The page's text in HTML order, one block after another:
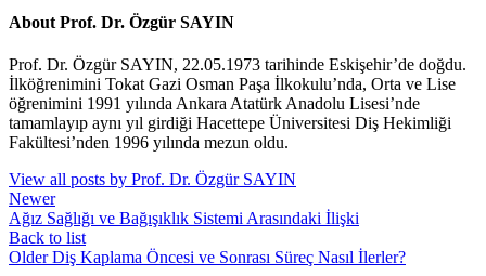
About Prof. Dr. Özgür SAYIN
Prof. Dr. Özgür SAYIN, 22.05.1973 tarihinde Eskişehir’de doğdu.
İlköğrenimini Tokat Gazi Osman Paşa İlkokulu’nda, Orta ve Lise
öğrenimini 1991 yılında Ankara Atatürk Anadolu Lisesi’nde
tamamlayıp aynı yıl girdiği Hacettepe Üniversitesi Diş Hekimliği
Fakültesi’nden 1996 yılında mezun oldu.
View all posts by Prof. Dr. Özgür SAYIN
Newer
Ağız Sağlığı ve Bağışıklık Sistemi Arasındaki İlişki
Back to list
Older Diş Kaplama Öncesi ve Sonrası Süreç Nasıl İlerler?